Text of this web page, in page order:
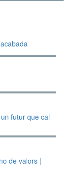
futur que cal
de valors |